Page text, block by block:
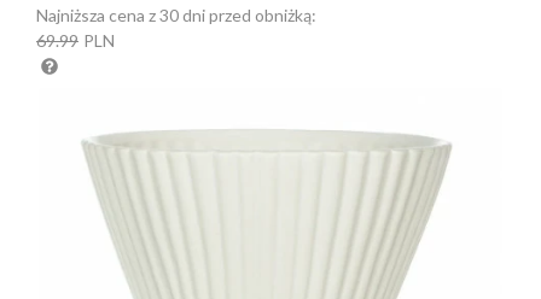
Najniższa cena z 30 dni przed obniżką:
69.99 PLN